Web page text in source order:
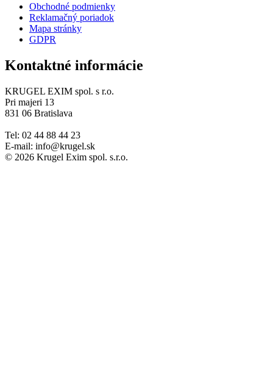
Obchodné podmienky
Reklamačný poriadok
Mapa stránky
GDPR
Kontaktné informácie
KRUGEL EXIM spol. s r.o.
Pri majeri 13
831 06 Bratislava
Tel: 02 44 88 44 23
E-mail: info@krugel.sk
© 2026 Krugel Exim spol. s.r.o.